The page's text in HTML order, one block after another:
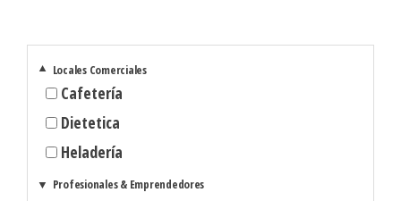
▼ Locales Comerciales
Cafetería
Dietetica
Heladería
▼ Profesionales & Emprendedores